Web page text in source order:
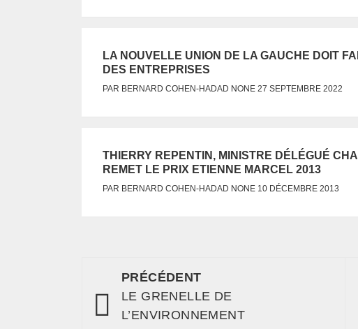
LA NOUVELLE UNION DE LA GAUCHE DOIT
DES ENTREPRISES
PAR BERNARD COHEN-HADAD NONE 27 SEPTEMBRE 2022
THIERRY REPENTIN, MINISTRE DÉLÉGUÉ
REMET LE PRIX ETIENNE MARCEL 2013
PAR BERNARD COHEN-HADAD NONE 10 DÉCEMBRE 2013
PRÉCÉDENT
LE GRENELLE DE
L’ENVIRONNEMENT